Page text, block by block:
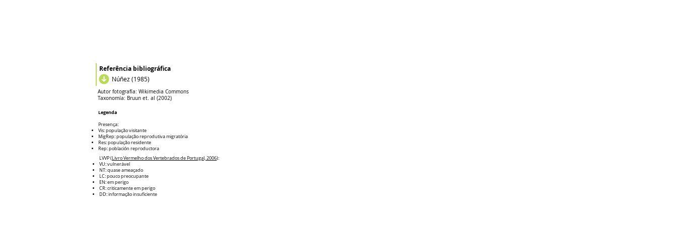
Wikimedia Commons
Autor fotografía:
Taxonomía: Bruun et. al (2002)
Legenda
Presença:
Vis: população visitante
MigRep: população reprodutiva migratória
Res: população residente
Rep: población reproductora
LVVP (Livro Vermelho dos Vertebrados de Portugal, 2006):
VU: vulnerável
NT: quase ameaçado
LC: pouco preocupante
EN: em perigo
CR: criticamente em perigo
DD: informação insuficiente
Referência bibliográfica
Núñez (1985)